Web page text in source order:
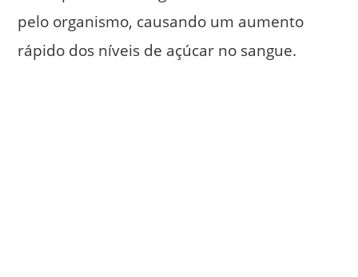
pelo organismo, causando um aumento
rápido dos níveis de açúcar no sangue.